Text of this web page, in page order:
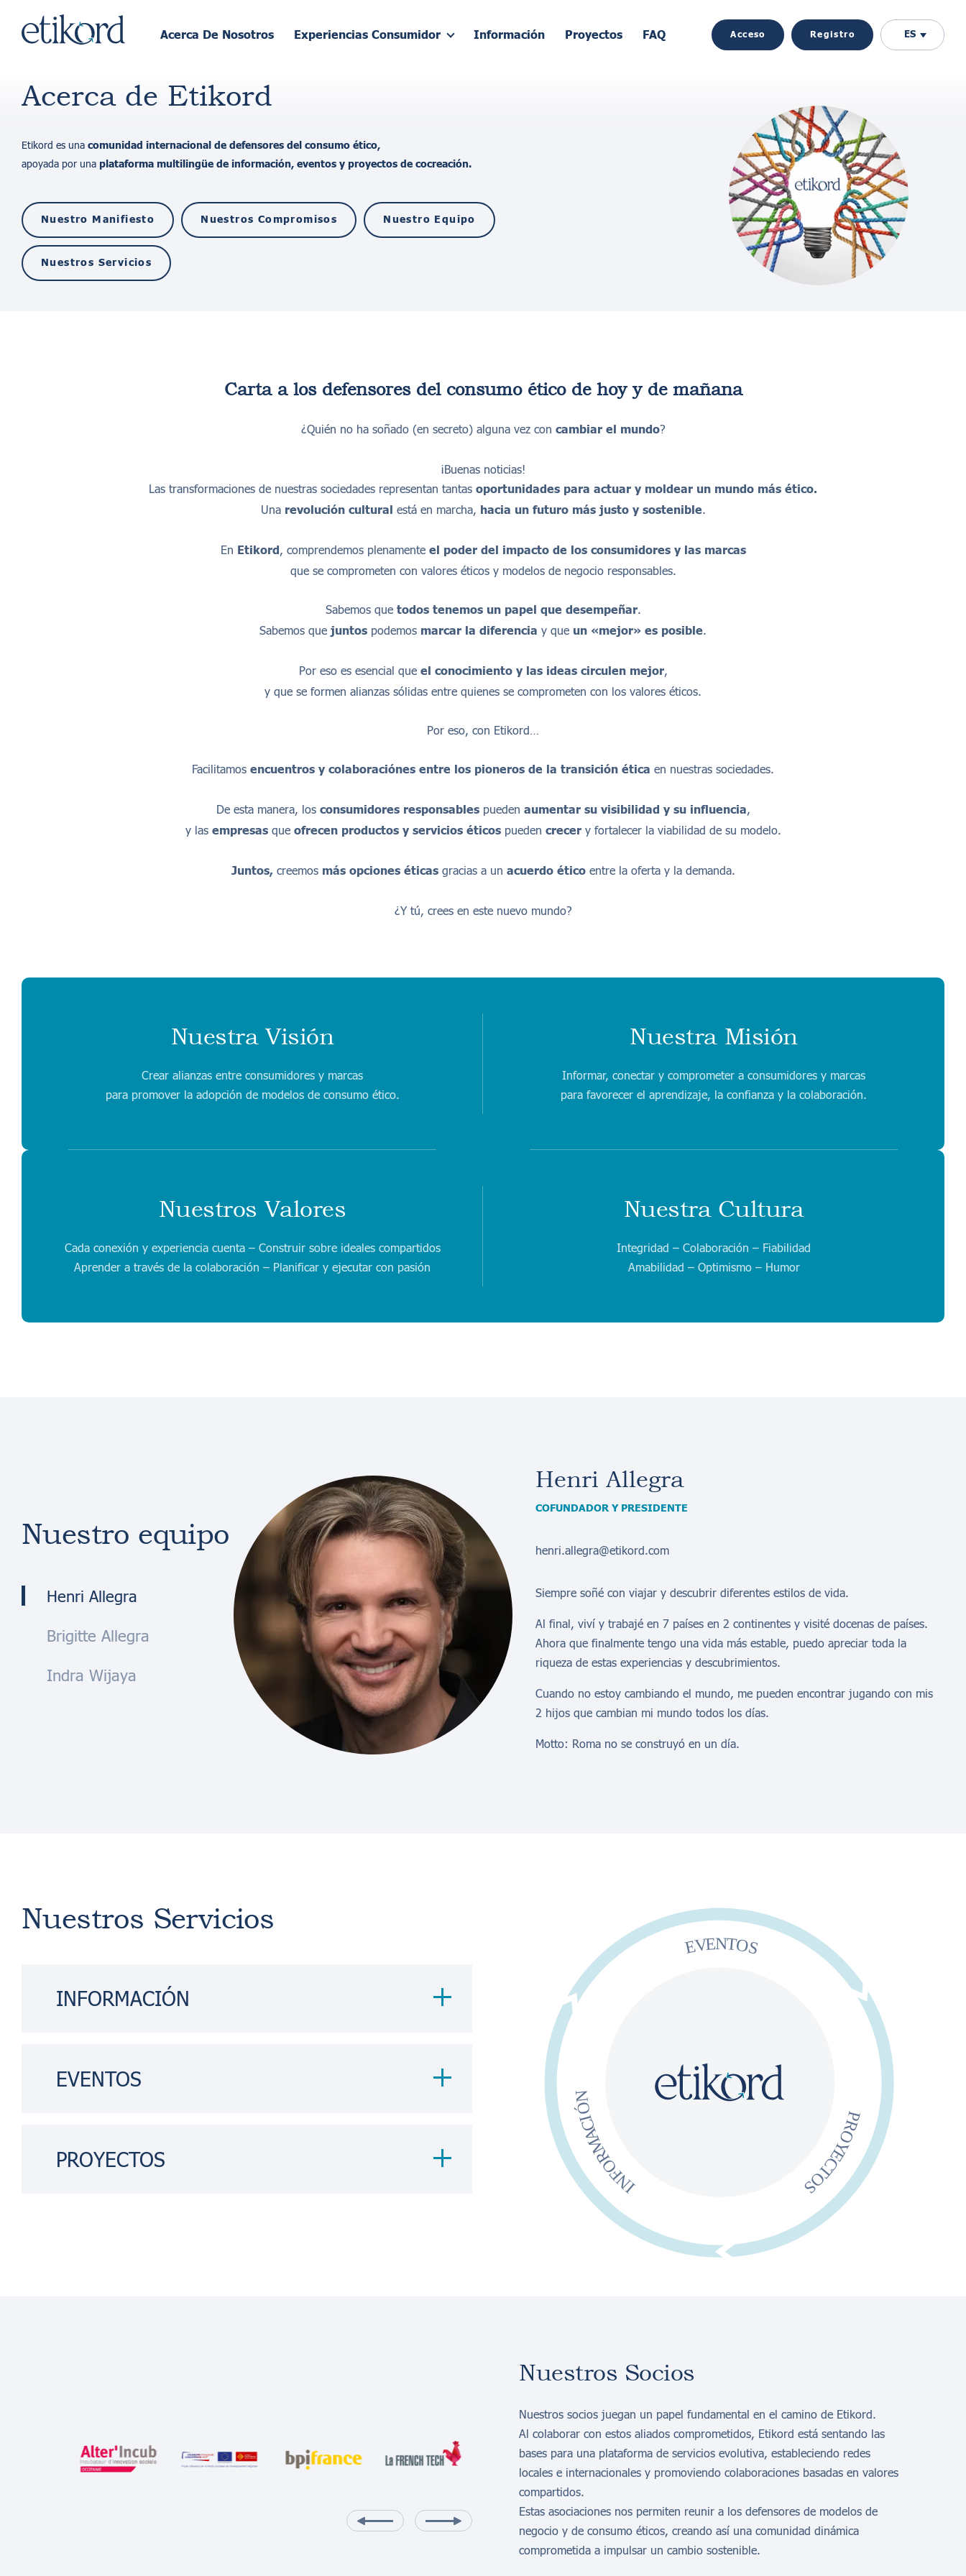
Acerca De Nosotros Experiencias Consumidor Información Proyectos FAQ Acceso Registro ES
Acerca de Etikord
Etikord es una comunidad internacional de defensores del consumoético,
apoyada por una plataforma multilingüe de información, eventos y proyectos de cocreación.
Nuestro Manifiesto Nuestros Compromisos Nuestro Equipo
Nuestros Servicios
Carta a los defensores del consumo ético de hoy y de mañana
¿Quién no ha soñado (en secreto) alguna vez con cambiar el mundo?
¡Buenas noticias!
Las transformaciones de nuestras sociedades representan tantas oportunidades para actuar y moldear un mundo más ético.
Una revolución cultural está en marcha, hacia un futuro más justo y sostenible.
En Etikord, comprendemos plenamente el poder del impacto de los consumidores y las marcas
que se comprometen con valores éticos y modelos de negocio responsables.
Sabemos que todos tenemos un papel que desempeñar.
Sabemos que juntos podemos marcar la diferencia y que un «mejor» es posible.
Por eso es esencial que el conocimiento y las ideas circulen mejor,
y que se formen alianzas sólidas entre quienes se comprometen con los valores éticos.
Por eso, con Etikord…
Facilitamos encuentros y colaboraciónes entre los pioneros de la transición ética en nuestras sociedades.
De esta manera, los consumidores responsablespueden aumentar su visibilidad y su influencia,
y las empresasque ofrecen productos y servicios éticospueden crecery fortalecer la viabilidad de su modelo.
Juntos,creemos más opciones éticasgracias a un acuerdo éticoentre la oferta y la demanda.
¿Y tú, crees en este nuevo mundo?
Nuestra Visión
Crear alianzas entre consumidores y marcas
para promover la adopción de modelos de consumo ético.
Nuestra Misión
Informar, conectar y comprometer a consumidores y marcas
para favorecer el aprendizaje, la confianza y la colaboración.
Nuestros Valores
Cada conexión y experiencia cuenta – Construir sobre ideales compartidos
Aprender a través de la colaboración – Planificar y ejecutar con pasión
Nuestra Cultura
Integridad – Colaboración – Fiabilidad
Amabilidad – Optimismo – Humor
Nuestro equipo
Henri Allegra
Brigitte Allegra
Indra Wijaya
Henri Allegra
COFUNDADOR Y PRESIDENTE
henri.allegra@etikord.com
Siempre soñé con viajar y descubrir diferentes estilos de vida.
Al final, viví y trabajé en 7 países en 2 continentes y visité docenas de países.
Ahora que finalmente tengo una vida más estable, puedo apreciar toda la
riqueza de estas experiencias y descubrimientos.
Cuando no estoy cambiando el mundo, me pueden encontrar jugando con mis
2 hijos que cambian mi mundo todos los días.
Motto: Roma no se construyó en un día.
Nuestros Servicios
INFORMACIÓN
EVENTOS
PROYECTOS
Nuestros Socios
Nuestros socios juegan un papel fundamental en el camino de Etikord.
Al colaborar con estos aliados comprometidos, Etikord está sentando las
bases para una plataforma de servicios evolutiva, estableciendo redes
locales e internacionales y promoviendo colaboraciones basadas en valores
compartidos.
Estas asociaciones nos permiten reunir a los defensores de modelos de
negocio y de consumo éticos, creando así una comunidad dinámica
comprometida a impulsar un cambio sostenible.